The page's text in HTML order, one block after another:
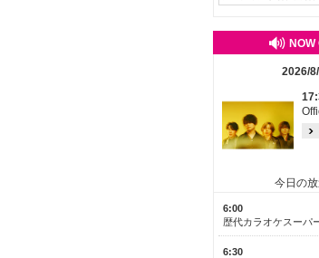
2026/
今日の
6:00
歴代カラオケスーパ
6:30